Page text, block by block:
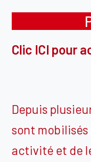
Clic ICI pour
Depuis
sont
activité et de